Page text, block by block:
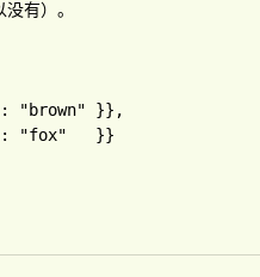
: "brown" }} ,
: "fox" }}